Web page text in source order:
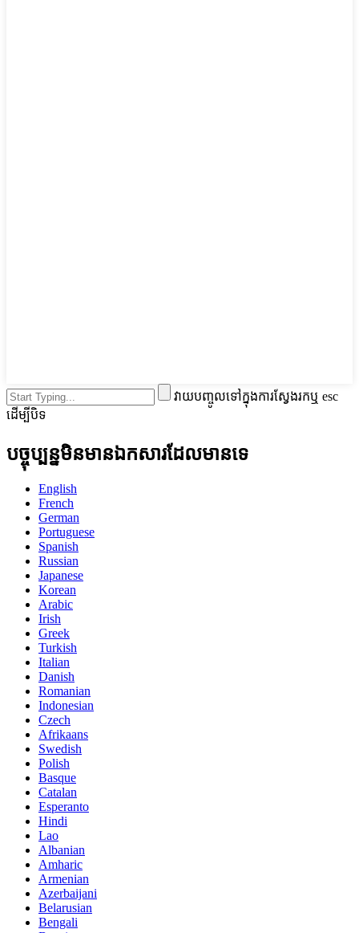
វាយបញ្ចូលទៅក្នុងការស្វែងរកឬ esc
ដើម្បីបិទ
បច្ចុប្បន្នមិនមានឯកសារដែលមានទេ
English
French
German
Portuguese
Spanish
Russian
Japanese
Korean
Arabic
Irish
Greek
Turkish
Italian
Danish
Romanian
Indonesian
Czech
Afrikaans
Swedish
Polish
Basque
Catalan
Esperanto
Hindi
Lao
Albanian
Amharic
Armenian
Azerbaijani
Belarusian
Bengali